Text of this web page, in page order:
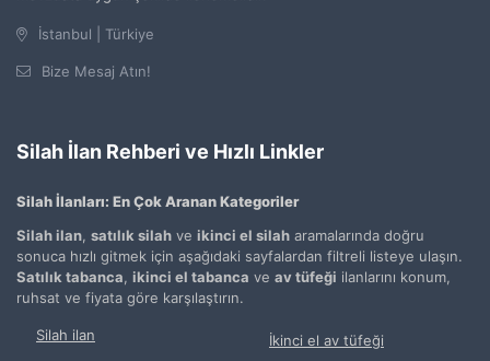
İstanbul | Türkiye
Bize Mesaj Atın!
Silah İlan Rehberi ve Hızlı Linkler
Silah İlanları: En Çok Aranan Kategoriler
Silah ilan satılık silah ve ikinci el silah aramalarında doğru
sonuca hızlı gitmek için aşağıdaki sayfalardan filtreli listeye ulaşın.
Satılık tabanca ikinci el tabanca ve av tüfeği ilanlarını konum,
ruhsat ve fiyata göre karşılaştırın.
Silah ilan İkinci el av tüfeği